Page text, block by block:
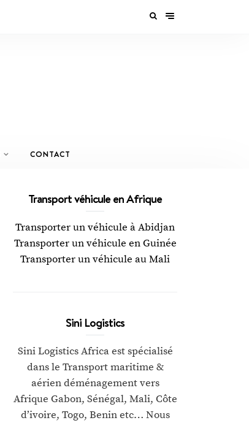
CONTACT
Transport véhicule en Afrique
Transporter un véhicule à Abidjan
Transporter un véhicule en Guinée
Transporter un véhicule au Mali
Sini Logistics
Sini Logistics Africa est spécialisé
dans le Transport maritime &
aérien déménagement vers
Afrique Gabon, Sénégal, Mali, Côte
d’ivoire, Togo, Benin etc… Nous